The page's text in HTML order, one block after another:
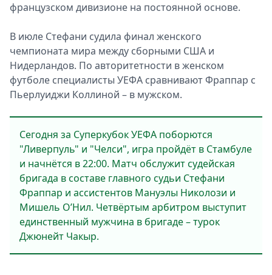
французском дивизионе на постоянной основе.
В июле Стефани судила финал женского
чемпионата мира между сборными США и
Нидерландов. По авторитетности в женском
футболе специалисты УЕФА сравнивают Фраппар с
Пьерлуиджи Коллиной – в мужском.
Сегодня за Суперкубок УЕФА поборются
"Ливерпуль" и "Челси", игра пройдёт в Стамбуле
и начнётся в 22:00. Матч обслужит судейская
бригада в составе главного судьи Стефани
Фраппар и ассистентов Мануэлы Николози и
Мишель О’Нил. Четвёртым арбитром выступит
единственный мужчина в бригаде – турок
Джюнейт Чакыр.